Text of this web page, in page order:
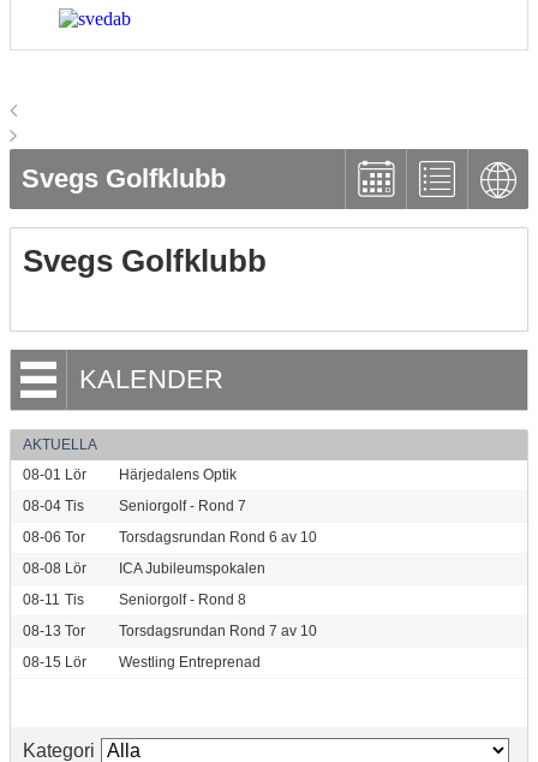
Svegs Golfklubb
Svegs Golfklubb
KALENDER
AKTUELLA
08-01 Lör
Härjedalens Optik
08-04 Tis
Seniorgolf - Rond 7
08-06 Tor
Torsdagsrundan Rond 6 av 10
08-08 Lör
ICA Jubileumspokalen
08-11 Tis
Seniorgolf - Rond 8
08-13 Tor
Torsdagsrundan Rond 7 av 10
08-15 Lör Westling Entreprenad
Kategori